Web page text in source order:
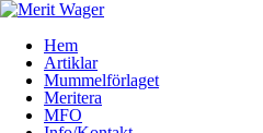
Hem
Artiklar
Mummelförlaget
Meritera
MFO